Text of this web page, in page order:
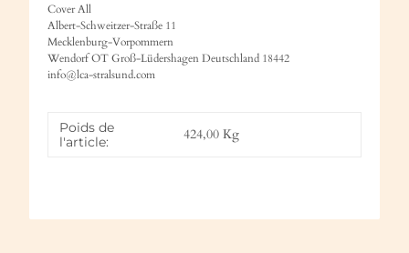
Cover All
Albert-Schweitzer-Straße 11
Mecklenburg-Vorpommern
Wendorf OT Groß-Lüdershagen Deutschland 18442
info@lca-stralsund.com
Poids de
l'article:
424,00 Kg